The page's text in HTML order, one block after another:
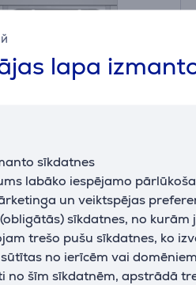
lapa
sīkdatnes
labāko iespējamo
un veiktspējas
sīkdatnes, no
trešo pušu sīkdatnes, ko
sūtītas no ierīcēm vai
no šīm sīkdatnēm, apstrādā
komplekti -
trauku mazgājamā